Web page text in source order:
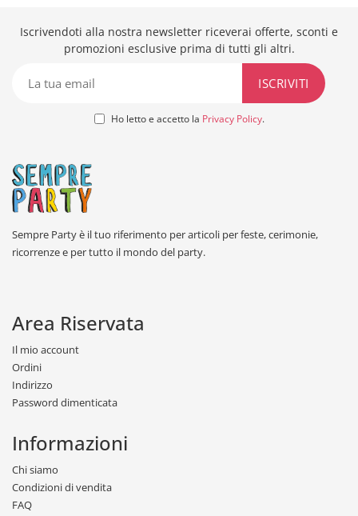
Iscrivendoti alla nostra newsletter riceverai offerte, sconti e
promozioni esclusive prima di tutti gli altri.
Ho letto e accetto la Privacy Policy.
Sempre Party è il tuo riferimento per articoli per feste, cerimonie,
ricorrenze e per tutto il mondo del party.
Area Riservata
Il mio account
Ordini
Indirizzo
Password dimenticata
Informazioni
Chi siamo
Condizioni di vendita
FAQ